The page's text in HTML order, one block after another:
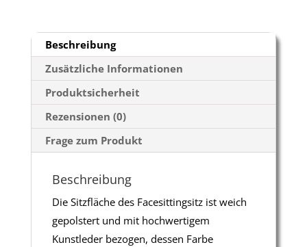
Beschreibung
Zusätzliche Informationen
Produktsicherheit
Rezensionen (0)
Frage zum Produkt
Beschreibung
Die Sitzfläche des Facesittingsitz ist weich
gepolstert und mit hochwertigem
Kunstleder bezogen, dessen Farbe